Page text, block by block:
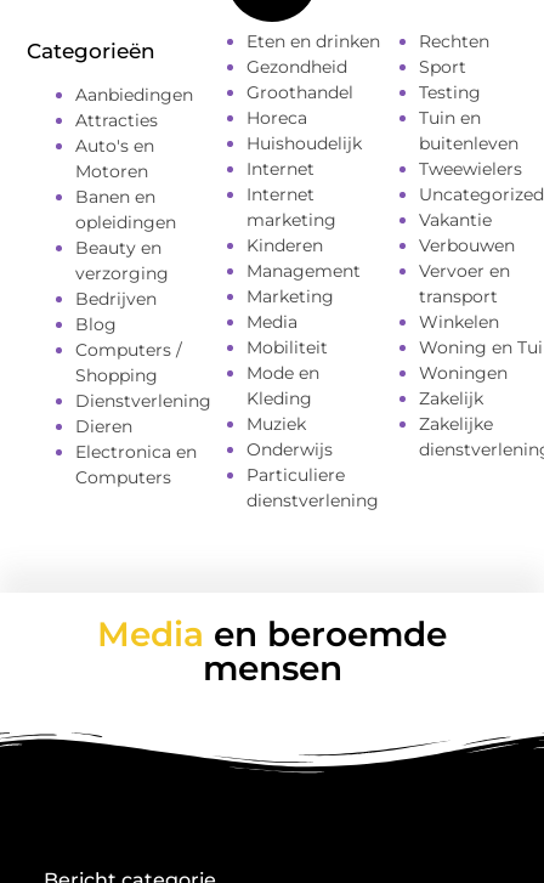
Categorieën
Aanbiedingen
Attracties
Auto's en
Motoren
Banen en
opleidingen
Beauty en
verzorging
Bedrijven
Blog
Computers /
Shopping
Dienstverlening
Dieren
Electronica en
Computers
Eten en drinken
Gezondheid
Groothandel
Horeca
Huishoudelijk
Internet
Internet
marketing
Kinderen
Management
Marketing
Media
Mobiliteit
Mode en
Kleding
Muziek
Onderwijs
Particuliere
dienstverlening
Rechten
Sport
Testing
Tuin en
buitenleven
Tweewielers
Uncategorized
Vakantie
Verbouwen
Vervoer en
transport
Winkelen
Woning en
Woningen
Zakelijk
Zakelijke
Media en beroemde
mensen